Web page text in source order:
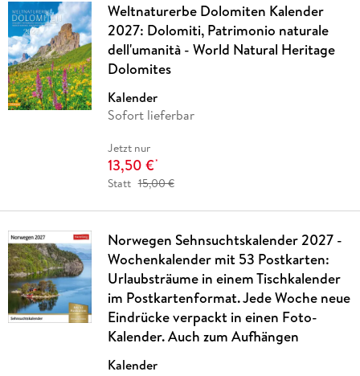
Weltnaturerbe Dolomiten Kalender
2027: Dolomiti, Patrimonio naturale
dell'umanità - World Natural Heritage
Dolomites
Kalender
Sofort lieferbar
Jetzt nur
13,50 €*
Statt 15,00 €
Norwegen Sehnsuchtskalender 2027 -
Wochenkalender mit 53 Postkarten:
Urlaubsträume in einem Tischkalender
im Postkartenformat. Jede Woche neue
Eindrücke verpackt in einen Foto-
Kalender. Auch zum Aufhängen
Kalender